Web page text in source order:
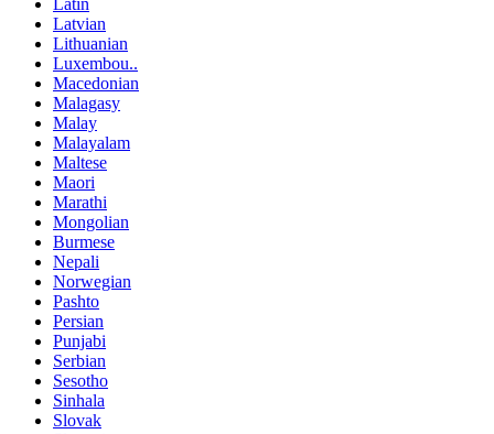
Latin
Latvian
Lithuanian
Luxembou..
Macedonian
Malagasy
Malay
Malayalam
Maltese
Maori
Marathi
Mongolian
Burmese
Nepali
Norwegian
Pashto
Persian
Punjabi
Serbian
Sesotho
Sinhala
Slovak